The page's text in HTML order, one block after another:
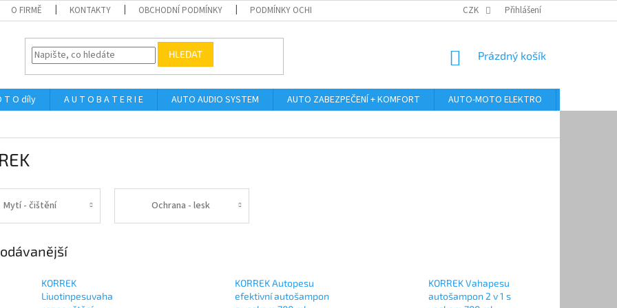
O FIRMĚ KONTAKTY OBCHODNÍ PODMÍNKY PODMÍNKY OCHRANY OSOBNÍCH ÚDAJŮ ODSTOUPENÍ OD KUPNÍ SMLOUVY
CZK Přihlášení
HLEDAT
NÁKUPNÍ
Prázdný košík
T O díly A U T O B A T E R I E AUTO AUDIO SYSTEM AUTO ZABEZPEČENÍ + KOMFORT AUTO-MOTO ELEKTRO
Mytí - čištění Ochrana - lesk
KORREK
Liuotinpesuvaha
KORREK Autopesu
efektivní autošampon
KORREK Vahapesu
autošampon 2 v 1 s